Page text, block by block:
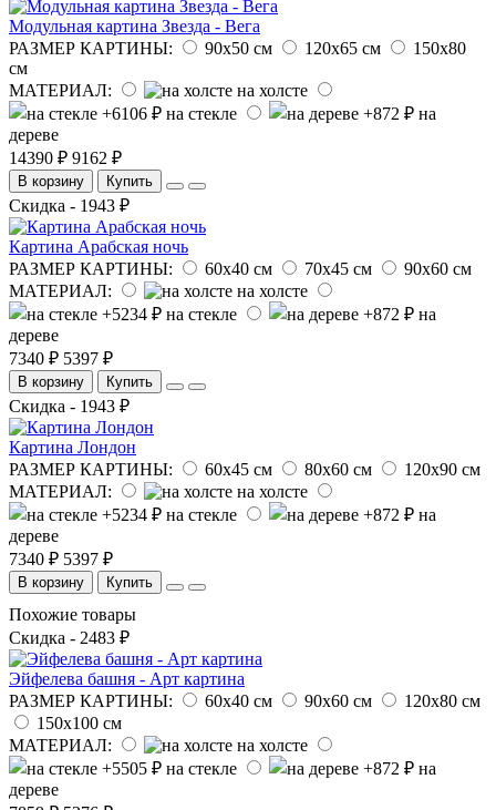
Модульная картина Звезда - Вега
РАЗМЕР КАРТИНЫ:
90х50 см 120х65 см
150х80
см
МАТЕРИАЛ:
на холсте
на стекле
на
дереве
14390 ₽ 9162 ₽
В корзину Купить
Скидка - 1943 ₽
Картина Арабская ночь
РАЗМЕР КАРТИНЫ:
60х40 см 70х45 см
90х60 см
МАТЕРИАЛ:
на холсте
на стекле
на
дереве
7340 ₽ 5397 ₽
В корзину Купить
Скидка - 1943 ₽
Картина Лондон
РАЗМЕР КАРТИНЫ:
60х45 см 80х60 см
120х90 см
МАТЕРИАЛ:
на холсте
на стекле
на
дереве
7340 ₽ 5397 ₽
В корзину Купить
Похожие товары
Скидка - 2483 ₽
Эйфелева башня - Арт картина
РАЗМЕР КАРТИНЫ:
60х40 см 90х60 см
120х80 см
150х100 см
МАТЕРИАЛ:
на холсте
на стекле
на
дереве